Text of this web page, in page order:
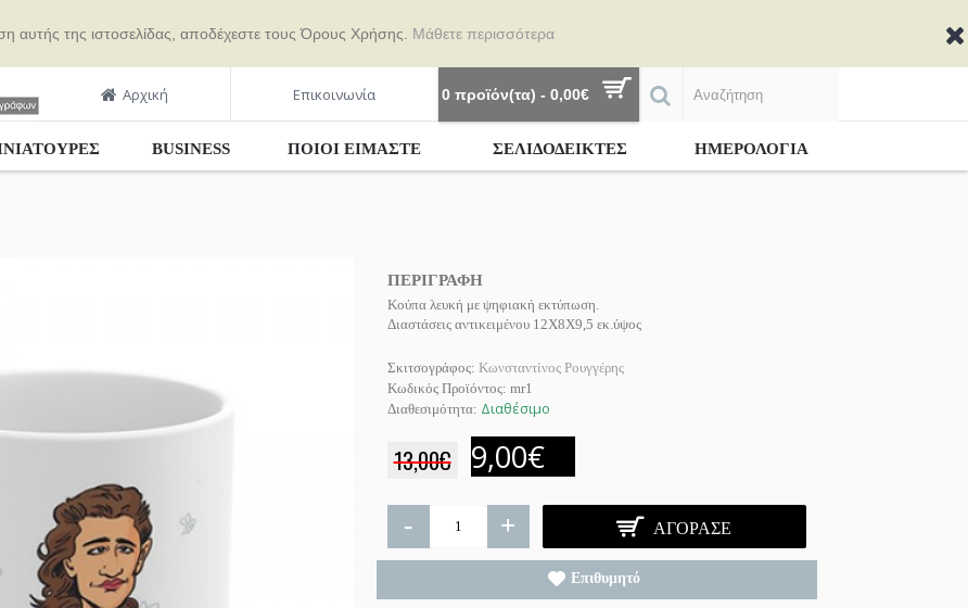
αυτής της ιστοσελίδας, αποδέχεστε τους Όρους Χρήσης. Μάθετε περισσότερα
Αρχική Επικοινωνία 0 προϊόν(τα) - 0,00€
BUSINESS ΠΟΙΟΙ ΕΊΜΑΣΤΕ ΣΕΛΙΔΟΔΕΙΚΤΕΣ ΗΜΕΡΟΛΟΓΙΑ
ΠΕΡΙΓΡΑΦΗ
Κούπα λευκή με ψηφιακή εκτύπωση.
Διαστάσεις αντικειμένου 12Χ8Χ9,5 εκ.ύψος
Σκιτσογράφος: Κωνσταντίνος Ρουγγέρης
Κωδικός Προϊόντος: mr1
Διαθεσιμότητα: Διαθέσιμο
13,00€ 9,00€
- + ΑΓΌΡΑΣΕ
Επιθυμητό